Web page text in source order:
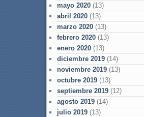
mayo 2020(13)
abril 2020(13)
marzo 2020(13)
febrero 2020(13)
enero 2020(13)
diciembre 2019(14)
noviembre 2019(13)
octubre 2019(13)
septiembre 2019(12)
agosto 2019(14)
julio 2019(13)